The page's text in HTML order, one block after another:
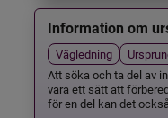
Information om
Vägledning
Att söka och ta del av
vara ett sätt att
för en del kan det